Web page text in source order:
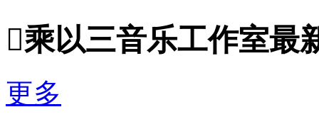
乘以三音乐工作室最
更多